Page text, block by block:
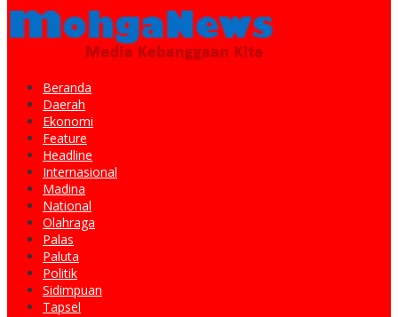
Beranda
Daerah
Ekonomi
Feature
Headline
Internasional
Madina
National
Olahraga
Palas
Paluta
Politik
Sidimpuan
Tapsel